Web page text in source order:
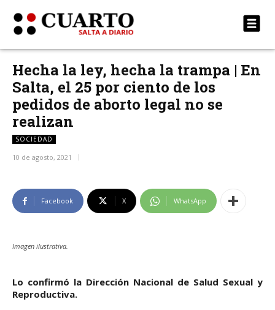
Hecha la ley, hecha la trampa | En
Salta, el 25 por ciento de los
pedidos de aborto legal no se
realizan
SOCIEDAD
10 de agosto, 2021
Facebook X WhatsApp
Imagen ilustrativa.
Lo confirmó la Dirección Nacional de Salud Sexual y
Reproductiva.